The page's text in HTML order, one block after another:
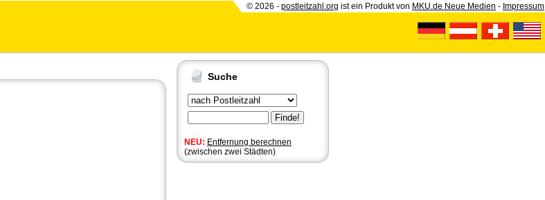
© 2026 - postleitzahl.org ist ein Produkt von MKU.de Neue Medien - Impressum
Suche
NEU: Entfernung berechnen
(zwischen zwei Städten)